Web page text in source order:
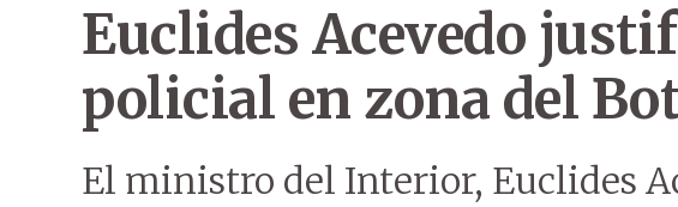
Euclides Acevedo
policial en zona del
El ministro del Interior, Euclides